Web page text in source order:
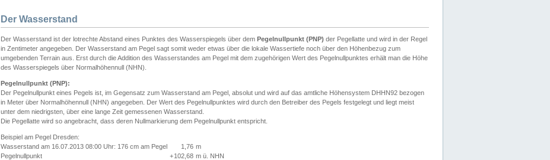
Der Wasserstand
Der Wasserstand ist der lotrechte Abstand eines Punktes des Wasserspiegels über dem Pegelnullpunkt (PNP) der Pegellatte und wird in der Regel
in Zentimeter angegeben. Der Wasserstand am Pegel sagt somit weder etwas über die lokale Wassertiefe noch über den Höhenbezug zum
umgebenden Terrain aus. Erst durch die Addition des Wasserstandes am Pegel mit dem zugehörigen Wert des Pegelnullpunktes erhält man die Höhe
des Wasserspiegels über Normalhöhennull (NHN).
Pegelnullpunkt (PNP):
Der Pegelnullpunkt eines Pegels ist, im Gegensatz zum Wasserstand am Pegel, absolut und wird auf das amtliche Höhensystem DHHN92 bezogen
in Meter über Normalhöhennull (NHN) angegeben. Der Wert des Pegelnullpunktes wird durch den Betreiber des Pegels festgelegt und liegt meist
unter dem niedrigsten, über eine lange Zeit gemessenen Wasserstand.
Die Pegellatte wird so angebracht, dass deren Nullmarkierung dem Pegelnullpunkt entspricht.
Beispiel am Pegel Dresden:
Wasserstand am 16.07.2013 08:00 Uhr: 176 cm am Pegel
1,76 m
Pegelnullpunkt
+102,68 m ü. NHN